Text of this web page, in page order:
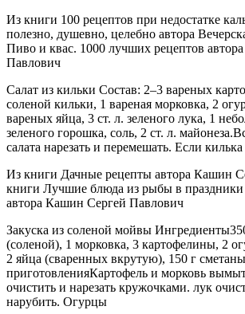
Из книги 100 рецептов при недостатке
полезно, душевно, целебно автора
Пиво и квас. 1000 лучших рецептов
Павлович
Салат из кильки Состав: 2–3 вареных
соленой кильки, 1 вареная морковка, 2
вареных яйца, 3 ст. л. зеленого лука, 1
зеленого горошка, соль, 2 ст. л.
салата нарезать и перемешать. Если
Из книги Дачные рецепты автора Кашин
книги Лучшие блюда из рыбы в
автора Кашин Сергей Павлович
Закуска из соленой мойвы
(соленой), 1 морковка, 3 картофелины, 2
2 яйца (сваренных вкрутую), 150 г
приготовленияКартофель и морковь
очистить и нарезать кружочками. лук
нарубить. Огурцы